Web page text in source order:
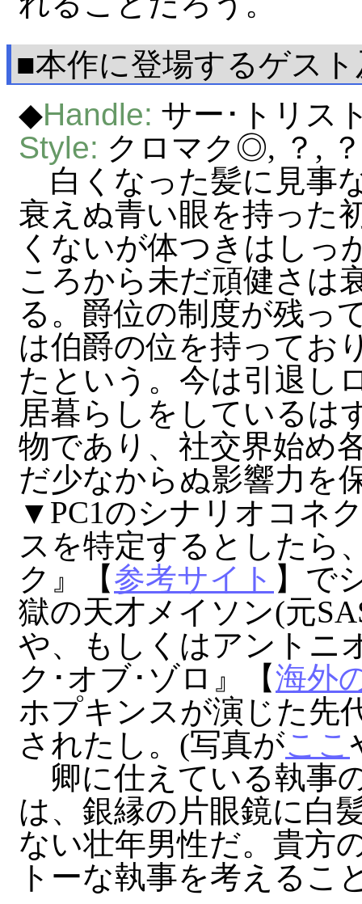
■本作に登場するゲス
◆Handle: サー･トリス
Style: クロマク◎, ？,
白くなった髪に見事
衰えぬ青い眼を持った
くないが体つきはしっ
ころから未だ頑健さは
る。爵位の制度が残っ
は伯爵の位を持ってお
たという。今は引退し
居暮らしをしているは
物であり、社交界始め
だ少なからぬ影響力を
▼PC1のシナリオコネ
スを特定するとしたら
ク』【参考サイト 】で
獄の天才メイソン(元
や、もしくはアントニ
ク･オブ･ゾロ』【海外
ホプキンスが演じた先
されたし。(写真がここ
卿に仕えている執事
は、銀縁の片眼鏡に白
ない壮年男性だ。貴方
トーな執事を考えるこ